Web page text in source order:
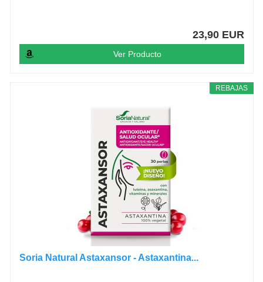
23,90 EUR
Ver Producto
REBAJAS
Soria Natural Astaxansor - Astaxantina...